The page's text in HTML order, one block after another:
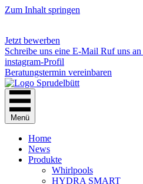
Zum Inhalt springen
Jetzt bewerben
Schreibe uns eine E-Mail Ruf uns an
instagram-Profil
Beratungstermin vereinbaren
Menü
Home
News
Produkte
Whirlpools
HYDRA SMART